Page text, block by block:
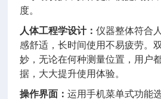
度。
人体工程学设计：仪器整体符合
感舒适，长时间使用不易疲劳。
妙，无论在何种测量位置，用户
据，大大提升使用体验。
操作界面：运用手机菜单式功能